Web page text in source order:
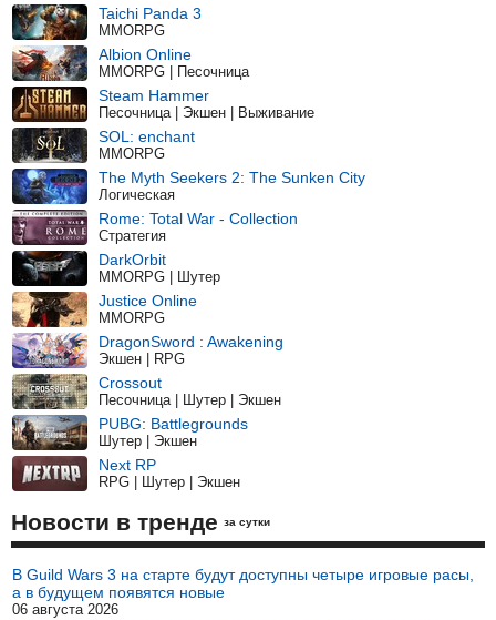
Taichi Panda 3
MMORPG
Albion Online
MMORPG | Песочница
Steam Hammer
Песочница | Экшен | Выживание
SOL: enchant
MMORPG
The Myth Seekers 2: The Sunken City
Логическая
Rome: Total War - Collection
Стратегия
DarkOrbit
MMORPG | Шутер
Justice Online
MMORPG
DragonSword : Awakening
Экшен | RPG
Crossout
Песочница | Шутер | Экшен
PUBG: Battlegrounds
Шутер | Экшен
Next RP
RPG | Шутер | Экшен
Новости в тренде за сутки
В Guild Wars 3 на старте будут доступны четыре игровые расы,
а в будущем появятся новые
06 августа 2026